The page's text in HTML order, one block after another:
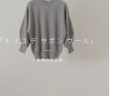
「トリコ デ サボン ウール」
一歩先の上質感